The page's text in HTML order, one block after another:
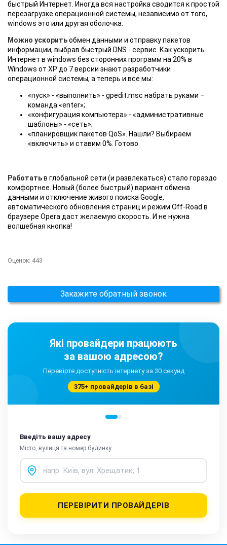
быстрый Интернет. Иногда вся настройка сводится к простой
перезагрузке операционной системы, независимо от того,
windows это или другая оболочка.
Можно ускоритьобмен данными и отправку пакетов
информации, выбрав быстрый DNS - сервис. Как ускорить
Интернет в windows без сторонних программ на 20% в
Windows от ХР до 7 версии знают разработчики
операционной системы, а теперь и все мы:
«пуск» - «выполнить» - gpedit.msc набрать руками –
команда «enter»;
«конфигурация компьютера» - «административные
шаблоны» - «сеть»;
«планировщик пакетов QoS». Нашли? Выбираем
«включить» и ставим 0%. Готово.
Работатьв глобальной сети (и развлекаться) стало гораздо
комфортнее. Новый (более быстрый) вариант обмена
данными и отключение живого поиска Google,
автоматического обновления страниц и режим Off-Road в
браузере Opera даст желаемую скорость. И не нужна
волшебная кнопка!
Оценок: 443
Закажите обратный звонок
Які провайдери працюють
за вашою адресою?
Перевірте доступність інтернету за 30 секунд
375+ провайдерів в базі
Введіть вашу адресу
Місто, вулиця та номер будинку
ПЕРЕВІРИТИ ПРОВАЙДЕРІВ